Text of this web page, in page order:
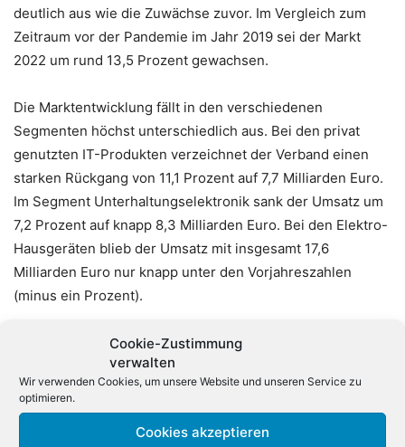
Cookie-Zustimmung
verwalten
Wir verwenden Cookies, um unsere Website und unseren Service zu
optimieren.
Cookies akzeptieren
deutlich aus wie die Zuwächse zuvor. Im Vergleich zum
Zeitraum vor der Pandemie im Jahr 2019 sei der Markt
2022 um rund 13,5 Prozent gewachsen.
Die Marktentwicklung fällt in den verschiedenen
Segmenten höchst unterschiedlich aus. Bei den privat
genutzten IT-Produkten verzeichnet der Verband einen
starken Rückgang von 11,1 Prozent auf 7,7 Milliarden Euro.
Im Segment Unterhaltungselektronik sank der Umsatz um
7,2 Prozent auf knapp 8,3 Milliarden Euro. Bei den Elektro-
Hausgeräten blieb der Umsatz mit insgesamt 17,6
Milliarden Euro nur knapp unter den Vorjahreszahlen
(minus ein Prozent).
Mehr Freude hatten Hersteller und Händler an dem
Segment der privat genutzten
Telekommunikationsprodukte mit einem Umsatzzuwachs
von 8,5 Prozent auf mehr als 14,7 Milliarden Euro.
Wachstumstreiber waren die «Core Wearables», also